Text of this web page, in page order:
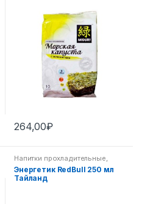
264,00₽
Напитки прохладительные
Пан-азиатская кухня
Энергетик RedBull 250 мл
Тайланд